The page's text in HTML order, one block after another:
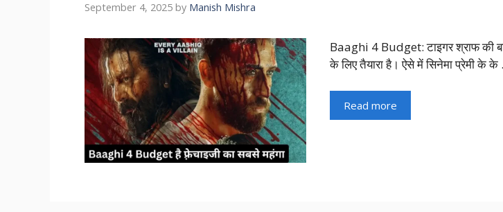
September 4, 2025 by Manish Mishra
Baaghi 4 Budget: टाइगर श्राफ की
के लिए तैयारा है। ऐसे में सिनेमा प्रेमी के
Read more